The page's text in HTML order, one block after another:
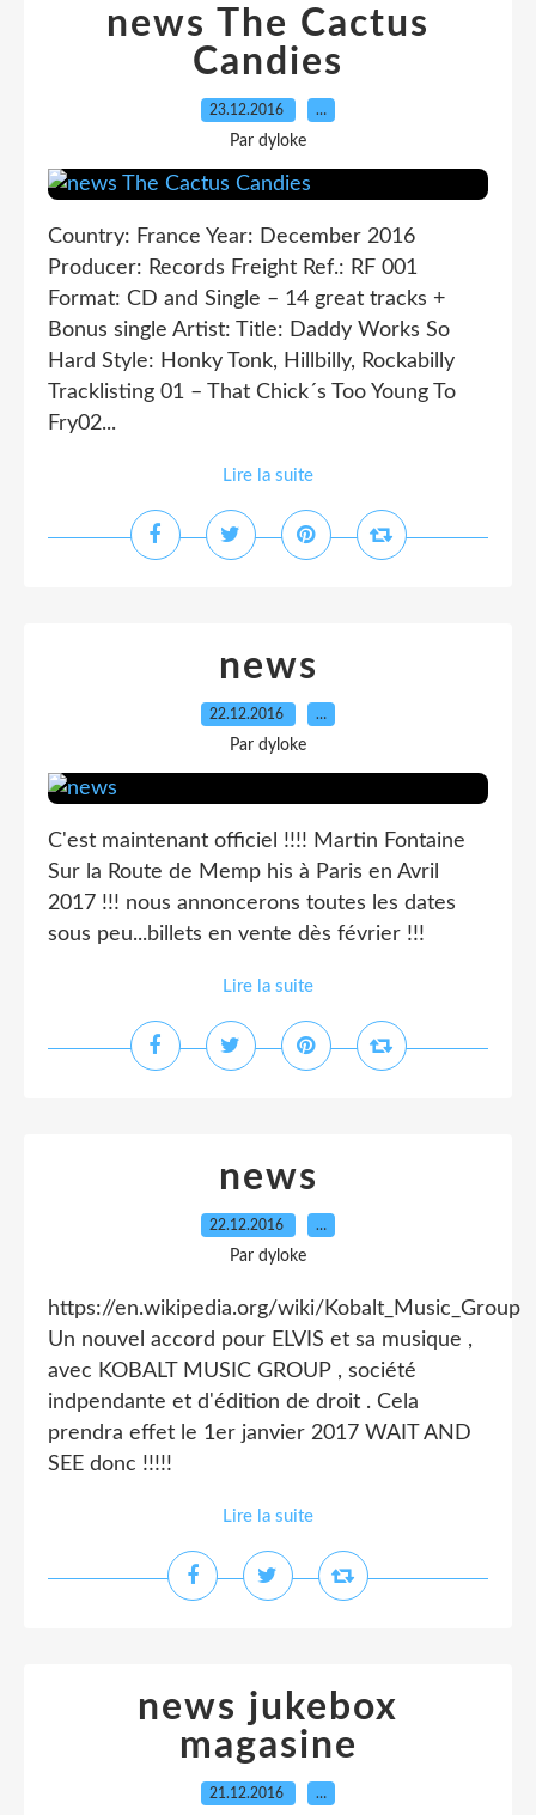
news The Cactus
Candies
23.12.2016 …
Par dyloke
Country: France Year: December 2016
Producer: Records Freight Ref.: RF 001
Format: CD and Single – 14 great tracks +
Bonus single Artist: Title: Daddy Works So
Hard Style: Honky Tonk, Hillbilly, Rockabilly
Tracklisting 01 – That Chick´s Too Young To
Fry02...
Lire la suite
news
22.12.2016 …
Par dyloke
C'est maintenant officiel !!!! Martin Fontaine
Sur la Route de Memp his à Paris en Avril
2017 !!! nous annoncerons toutes les dates
sous peu...billets en vente dès février !!!
Lire la suite
news
22.12.2016 …
Par dyloke
https://en.wikipedia.org/wiki/Kobalt_Music_Group
Un nouvel accord pour ELVIS et sa musique ,
avec KOBALT MUSIC GROUP , société
indpendante et d'édition de droit . Cela
prendra effet le 1er janvier 2017 WAIT AND
SEE donc !!!!!
Lire la suite
news jukebox
magasine
21.12.2016 …